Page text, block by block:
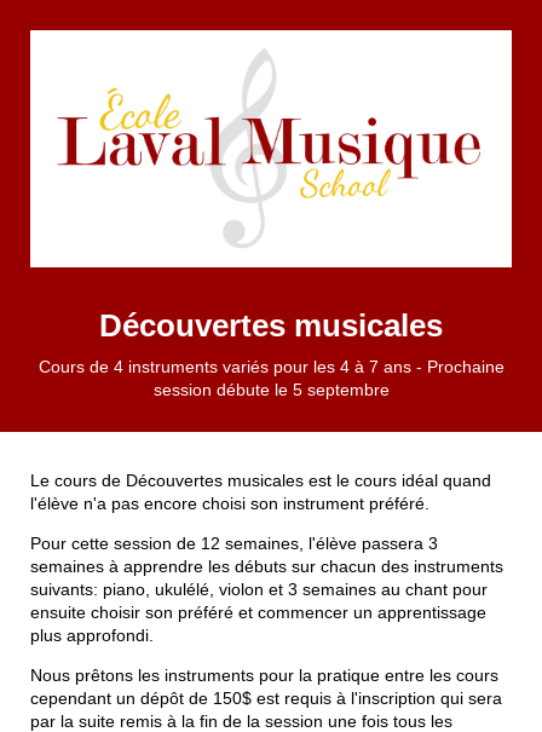
Découvertes musicales
Cours de 4 instruments variés pour les 4 à 7 ans - Prochaine
session débute le 5 septembre
Le cours de Découvertes musicales est le cours idéal quand
l'élève n'a pas encore choisi son instrument préféré.
Pour cette session de 12 semaines, l'élève passera 3
semaines à apprendre les débuts sur chacun des instruments
suivants: piano, ukulélé, violon et 3 semaines au chant pour
ensuite choisir son préféré et commencer un apprentissage
plus approfondi.
Nous prêtons les instruments pour la pratique entre les cours
cependant un dépôt de 150$ est requis à l'inscription qui sera
par la suite remis à la fin de la session une fois tous les